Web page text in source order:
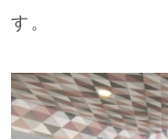
す。